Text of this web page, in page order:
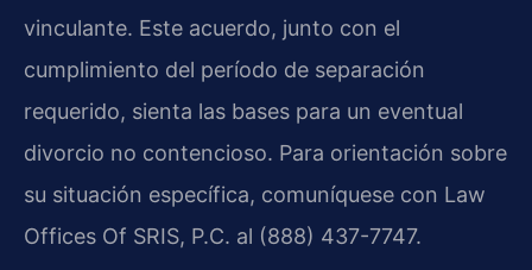
vinculante. Este acuerdo, junto con el
cumplimiento del período de separación
requerido, sienta las bases para un eventual
divorcio no contencioso. Para orientación sobre
su situación específica, comuníquese con Law
Offices Of SRIS, P.C. al (888) 437-7747.